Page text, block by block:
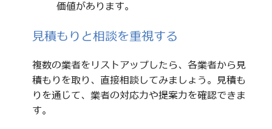
価値があります。
見積もりと相談を重視する
複数の業者をリストアップしたら、各業者から見
積もりを取り、直接相談してみましょう。見積も
りを通じて、業者の対応力や提案力を確認できま
す。